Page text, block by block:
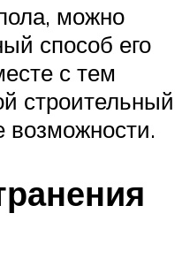
можно
способ его
с тем
строительный